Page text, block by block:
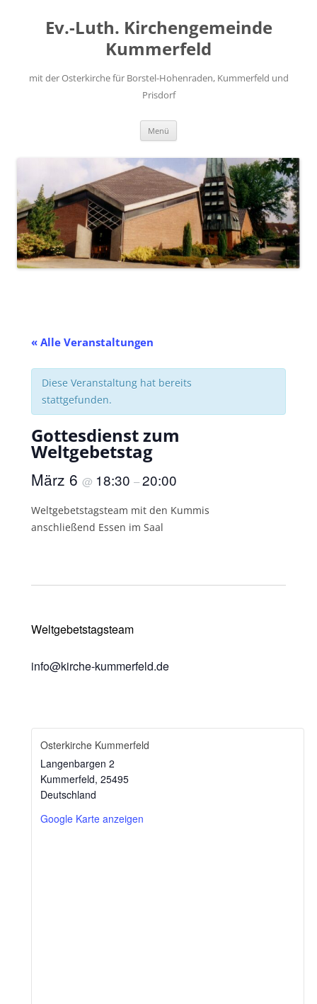
springenEv.-Luth. Kirchengemeinde
Kummerfeld
mit der Osterkirche für Borstel-Hohenraden, Kummerfeld und
Prisdorf
Menü
« Alle Veranstaltungen
Diese Veranstaltung hat bereits
stattgefunden.
Gottesdienst zum
Weltgebetstag
März 6 @ 18:30 –20:00
Weltgebetstagsteam mit den Kummis
anschließend Essen im Saal
Weltgebetstagsteam
info@kirche-kummerfeld.de
Osterkirche Kummerfeld
Langenbargen 2
Kummerfeld, 25495
Deutschland
Google Karte anzeigen